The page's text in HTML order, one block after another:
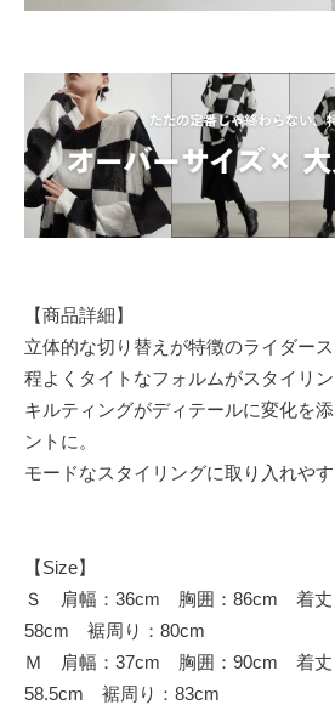
【商品詳細】
立体的な切り替えが特徴のライダース
程よくタイトなフォルムがスタイリン
キルティングがディテールに変化を
ントに。
モードなスタイリングに取り入れやす
【Size】
Ｓ 肩幅：36cm 胸囲：86cm 着丈
58cm 裾周り：80cm
Ｍ 肩幅：37cm 胸囲：90cm 着丈
58.5cm 裾周り：83cm